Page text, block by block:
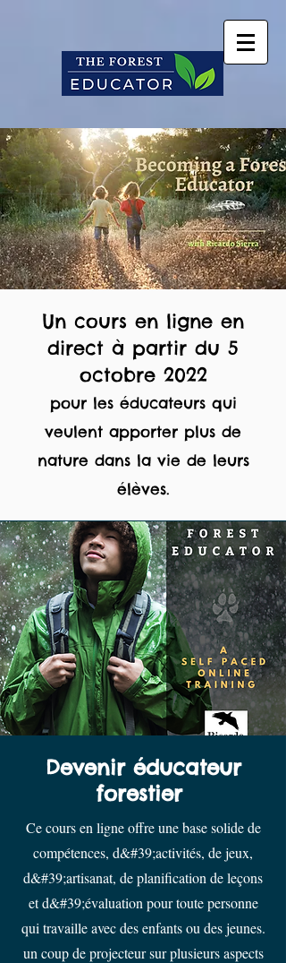
Un cours en ligne en
direct à partir du 5
octobre 2022
pour les éducateurs qui
veulent apporter plus de
nature dans la vie de leurs
élèves.
Devenir éducateur
forestier
Ce cours en ligne offre une base solide de
compétences, d&#39;activités, de jeux,
d&#39;artisanat, de planification de leçons
et d&#39;évaluation pour toute personne
qui travaille avec des enfants ou des jeunes.
un coup de projecteur sur plusieurs aspects